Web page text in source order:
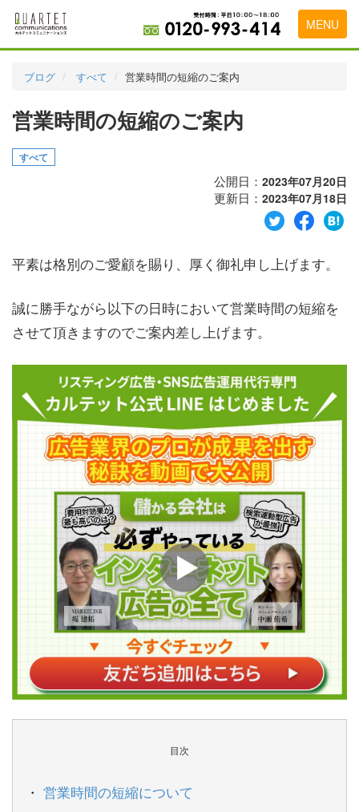
MENU
実績・お客様の声
初めて導入をお考えの方
お申し込みから運用開始までの流れ
お問い合わせ
ブログ すべて 営業時間の短縮のご案内
営業時間の短縮のご案内
すべて
公開日： 2023年07月20日
更新日： 2023年07月18日
平素は格別のご愛顧を賜り、厚く御礼申し上げます。
誠に勝手ながら以下の日時において営業時間の短縮を
させて頂きますのでご案内差し上げます。
目次
営業時間の短縮について